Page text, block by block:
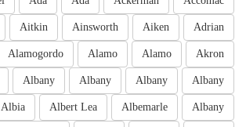
Adrian
Aiken
Ainsworth
Aitkin
Akron
Alamo
Alamo
Alamogordo
Albany
Albany
Albany
Albany
Albany
Albemarle
Albert Lea
Albia